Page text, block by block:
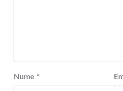
Nume *